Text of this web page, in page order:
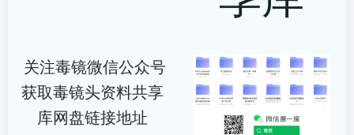
关注毒镜微信公众号
获取毒镜头资料共享
库网盘链接地址